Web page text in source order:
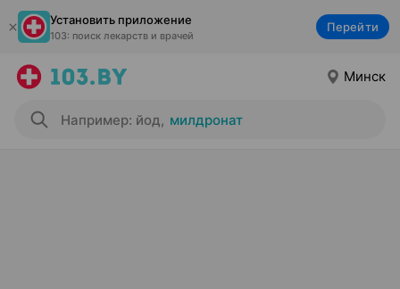
Установить приложение
103: поиск лекарств и врачей
Перейти
Минск
Например: йод, милдронат